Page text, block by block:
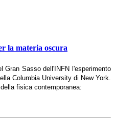
la materia oscura
Gran Sasso dell'INFN l'esperimento
Columbia University di New York.
fisica contemporanea: